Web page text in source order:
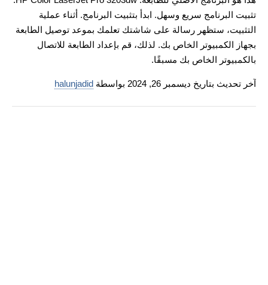
تثبيت البرنامج سريع وسهل. ابدأ بتثبيت البرنامج. أثناء عملية
التثبيت، ستظهر رسالة على شاشتك تعلمك بموعد توصيل الطابعة
بجهاز الكمبيوتر الخاص بك. لذلك، قم بإعداد الطابعة للاتصال
بالكمبيوتر الخاص بك مسبقًا.
آخر تحديث بتاريخ ديسمبر 26, 2024 بواسطة halunjadid